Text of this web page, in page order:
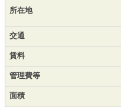
所在地
交通
賃料
管理費等
面積